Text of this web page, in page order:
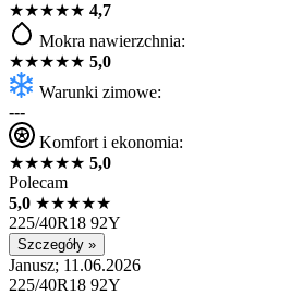
★★★★★ 4,7
Mokra nawierzchnia:
★★★★★ 5,0
Warunki zimowe:
---
Komfort i ekonomia:
★★★★★ 5,0
Polecam
5,0 ★★★★★
225/40R18 92Y
Szczegóły »
Janusz; 11.06.2026
225/40R18 92Y